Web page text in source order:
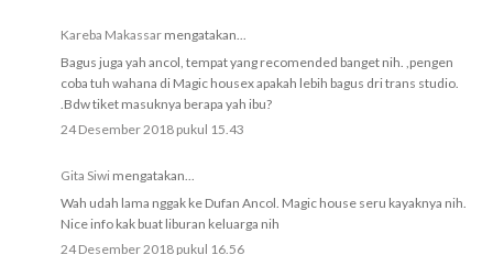
Kareba Makassar mengatakan...
Bagus juga yah ancol, tempat yang recomended banget nih. ,pengen
coba tuh wahana di Magic housex apakah lebih bagus dri trans studio.
.Bdw tiket masuknya berapa yah ibu?
24 Desember 2018 pukul 15.43
Gita Siwi mengatakan...
Wah udah lama nggak ke Dufan Ancol. Magic house seru kayaknya nih.
Nice info kak buat liburan keluarga nih
24 Desember 2018 pukul 16.56